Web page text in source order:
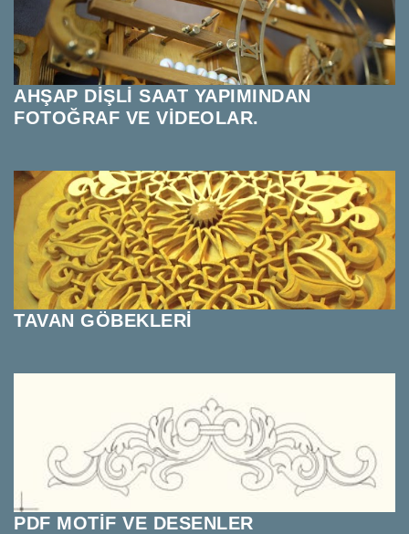
AHŞAP DİŞLİ SAAT YAPIMINDAN
FOTOĞRAF VE VİDEOLAR.
TAVAN GÖBEKLERİ
PDF MOTİF VE DESENLER